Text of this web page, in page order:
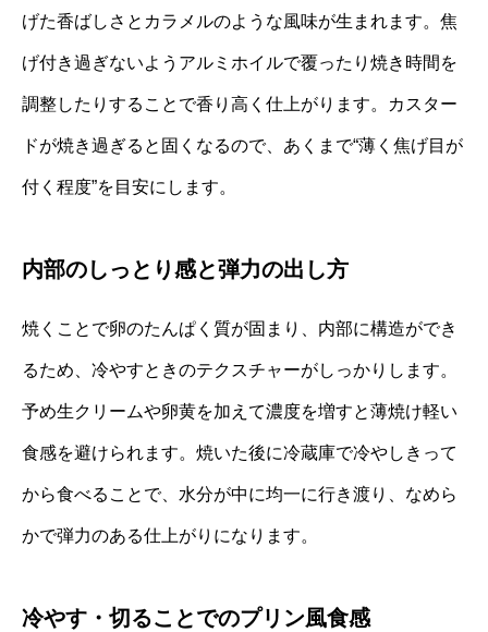
げた香ばしさとカラメルのような風味が生まれます。焦
げ付き過ぎないようアルミホイルで覆ったり焼き時間を
調整したりすることで香り高く仕上がります。カスター
ドが焼き過ぎると固くなるので、あくまで“薄く焦げ目が
付く程度”を目安にします。
内部のしっとり感と弾力の出し方
焼くことで卵のたんぱく質が固まり、内部に構造ができ
るため、冷やすときのテクスチャーがしっかりします。
予め生クリームや卵黄を加えて濃度を増すと薄焼け軽い
食感を避けられます。焼いた後に冷蔵庫で冷やしきって
から食べることで、水分が中に均一に行き渡り、なめら
かで弾力のある仕上がりになります。
冷やす・切ることでのプリン風食感